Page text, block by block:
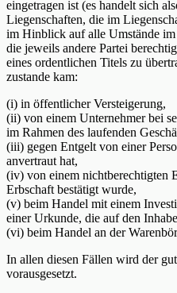
eingetragen ist (es handelt sich
Liegenschaften, die im
im Hinblick auf alle Umstände
die jeweils andere Partei
eines ordentlichen Titels zu
zustande kam:
(i) in öffentlicher Versteigerung,
(ii) von einem Unternehmer bei
im Rahmen des laufenden
(iii) gegen Entgelt von einer
anvertraut hat,
(iv) von einem nichtberechtigten
Erbschaft bestätigt wurde,
(v) beim Handel mit einem
einer Urkunde, die auf den
(vi) beim Handel an der
In allen diesen Fällen wird der
vorausgesetzt.